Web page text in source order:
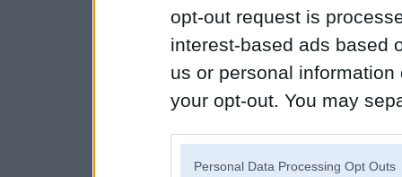
opt-out request is
interest-based ads based
us or personal
your opt-out. You may
Personal Data Processing Opt Outs